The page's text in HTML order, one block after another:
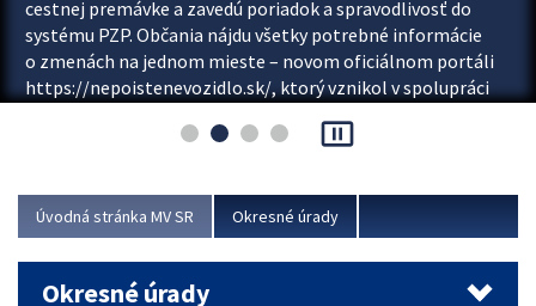
cestnej premávke a zavedú poriadok a spravodlivosť do
systému PZP. Občania nájdu všetky potrebné informácie
o zmenách na jednom mieste – novom oficiálnom portáli
https://nepoistenevozidlo.sk/, ktorý vznikol v spolupráci
asociácie poisťovní (SLASPO) a Ministerstva vnútra SR.
Viac
pause_presentation
Úvodná stránka MV SR Okresné úrady
Okresné úrady